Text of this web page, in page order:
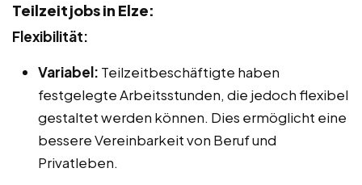
Teilzeitjobs in Elze:
Flexibilität:
Variabel: Teilzeitbeschäftigte haben
festgelegte Arbeitsstunden, die jedoch flexibel
gestaltet werden können. Dies ermöglicht eine
bessere Vereinbarkeit von Beruf und
Privatleben.